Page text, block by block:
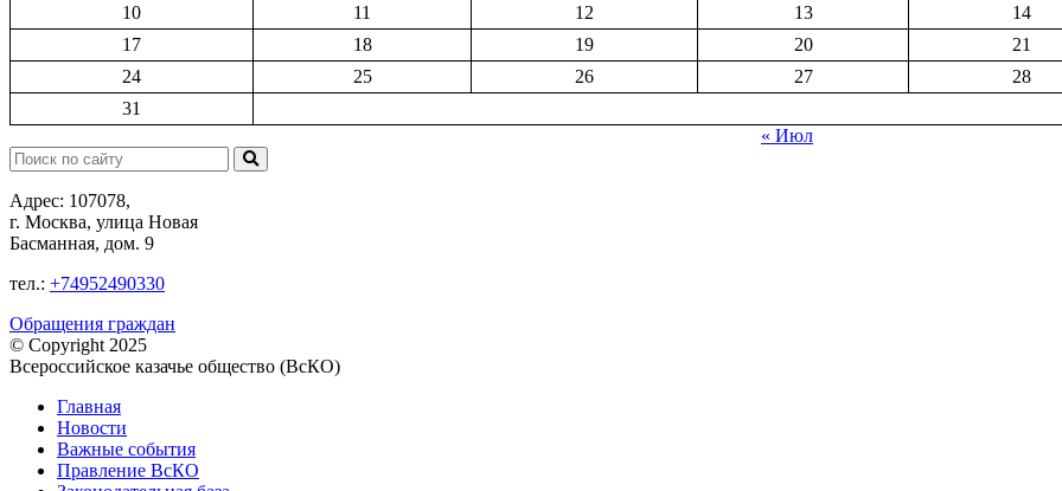
10
11 12 13 14
17
18 19 20 21
24
25 26 27 28
31
« Июл
Поиск:
Адрес: 107078,
г. Москва, улица Новая
Басманная, дом. 9
тел.: +74952490330
Обращения граждан
© Copyright 2025
Всероссийское казачье общество (ВсКО)
Главная
Новости
Важные события
Правление ВсКО